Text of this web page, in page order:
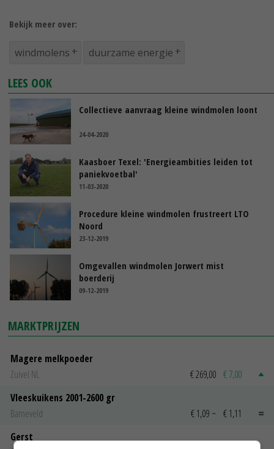
Bekijk meer over:
windmolens duurzame energie
LEES OOK
Collectieve aanvraag kleine windmolen loont
24-04-2020
Kaasboer Texel: 'Energieambities leiden tot
paniekvoetbal'
11-03-2020
Procedure kleine windmolen frustreert LTO
Noord
23-12-2019
Omgevallen windmolen Jorwert mist
boerderij
09-12-2019
MARKTPRIJZEN
Magere melkpoeder
Zuivel NL
€ 269,00 € 7,00
Vleeskuikens 2001-2600 gr
Barneveld
€ 1,09 ~ € 1,11
Gerst